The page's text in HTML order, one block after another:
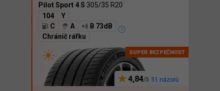
Pilot Sport 4 S 305/35 R20
104
Y
C
A
B 73dB
Chránič ráfku
4,84 51 názorů